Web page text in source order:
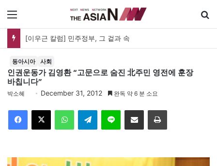
[이우근 칼럼] 민주정부, 그 겉과 속
동아시아 사회
인권운동가 김영환 “고문으로 숨진 北주민 영전에 훈장
바칩니다”
박소혜 December 31, 2012 완독 약 6 분 소요
Telegram 이메일